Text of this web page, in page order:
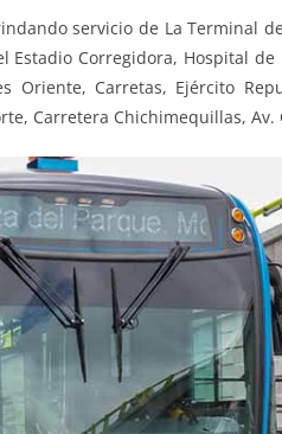
servicio de La Terminal
Estadio Corregidora, Hospital
Oriente, Carretas, Ejército
Carretera Chichimequillas, Av.